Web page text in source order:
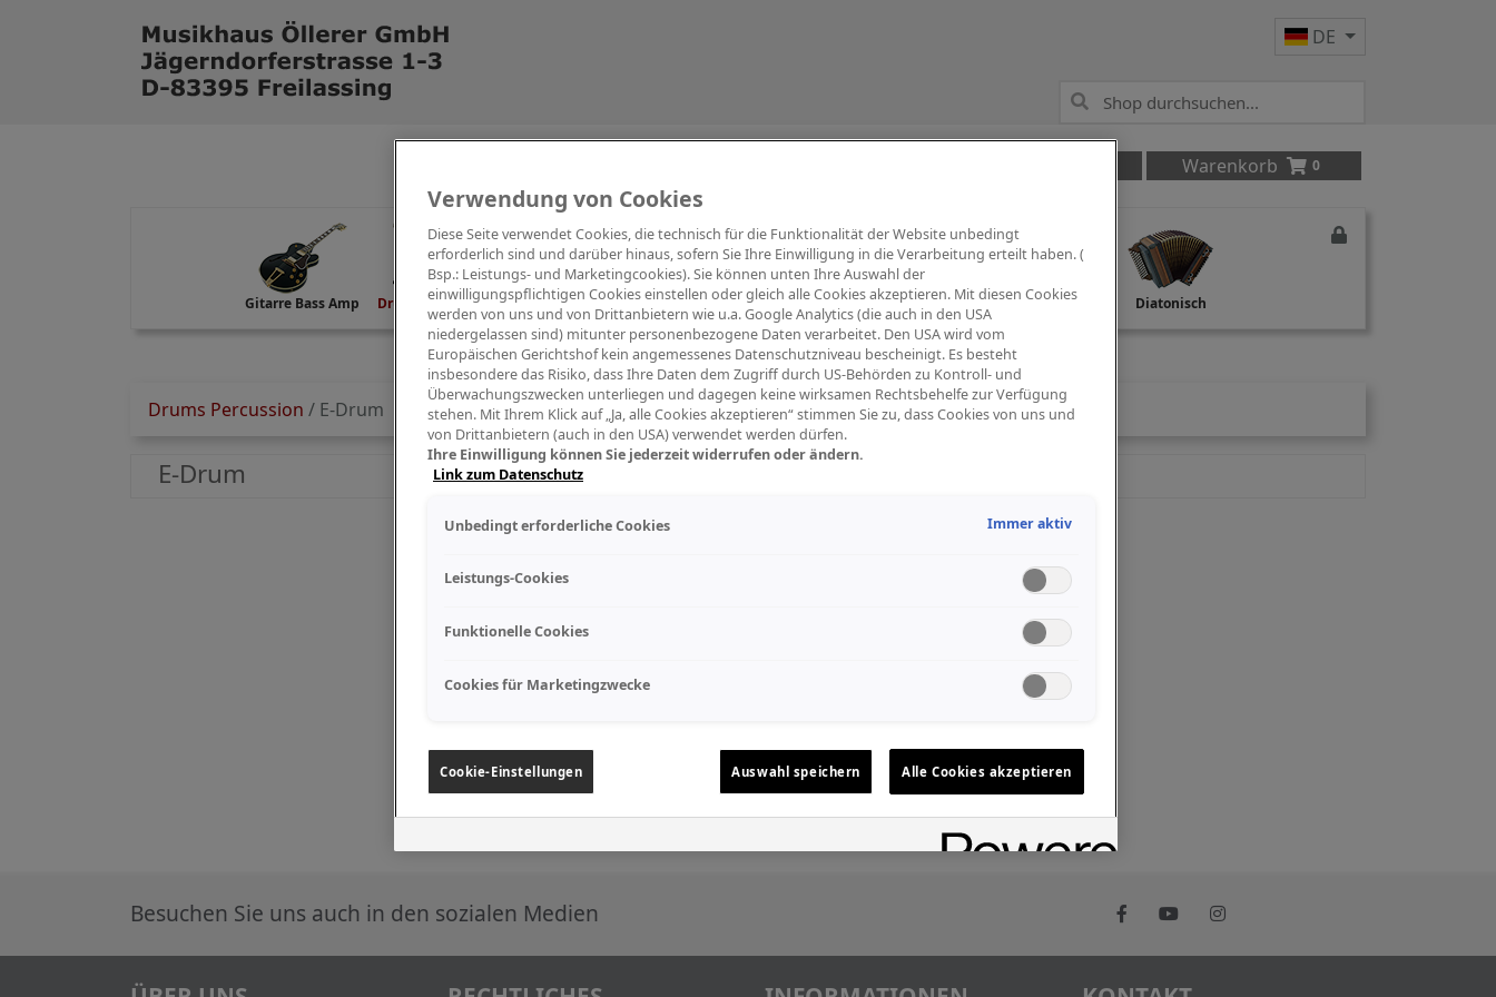
DE
Warenkorb 0
Gitarre Bass Amp Drums Percussion Digitalpiano Keys Blasinstrumente Orchester PA Mikrofon Studio Recording Diatonisch
Drums Percussion / E-Drum
E-Drum
Besuchen Sie uns auch in den sozialen Medien
Verwendung von Cookies
Diese Seite verwendet Cookies, die technisch für die Funktionalität der Website unbedingt
erforderlich sind und darüber hinaus, sofern Sie Ihre Einwilligung in die Verarbeitung erteilt haben. (
Bsp.: Leistungs- und Marketingcookies). Sie können unten Ihre Auswahl der
einwilligungspflichtigen Cookies einstellen oder gleich alle Cookies akzeptieren. Mit diesen Cookies
werden von uns und von Drittanbietern wie u.a. Google Analytics (die auch in den USA
niedergelassen sind) mitunter personenbezogene Daten verarbeitet. Den USA wird vom
Europäischen Gerichtshof kein angemessenes Datenschutzniveau bescheinigt. Es besteht
insbesondere das Risiko, dass Ihre Daten dem Zugriff durch US-Behörden zu Kontroll- und
Überwachungszwecken unterliegen und dagegen keine wirksamen Rechtsbehelfe zur Verfügung
stehen. Mit Ihrem Klick auf „Ja, alle Cookies akzeptieren“ stimmen Sie zu, dass Cookies von uns und
von Drittanbietern (auch in den USA) verwendet werden dürfen.
Ihre Einwilligung können Sie jederzeit widerrufen oder ändern.
Link zum Datenschutz
Unbedingt erforderliche Cookies Immer aktiv
Leistungs-Cookies
Funktionelle Cookies
Cookies für Marketingzwecke
Cookie-Einstellungen Auswahl speichern Alle Cookies akzeptieren